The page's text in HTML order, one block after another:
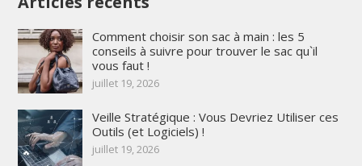
Comment choisir son sac à main : les 5
conseils à suivre pour trouver le sac qu`il
vous faut !
juillet 19, 2026
Veille Stratégique : Vous Devriez Utiliser ces
Outils (et Logiciels) !
juillet 19, 2026